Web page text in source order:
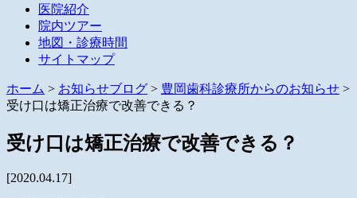
医院紹介
院内ツアー
地図・診療時間
サイトマップ
ホーム > お知らせブログ > 豊岡歯科診療所からのお知らせ >
受け口は矯正治療で改善できる？
受け口は矯正治療で改善できる？
[2020.04.17]